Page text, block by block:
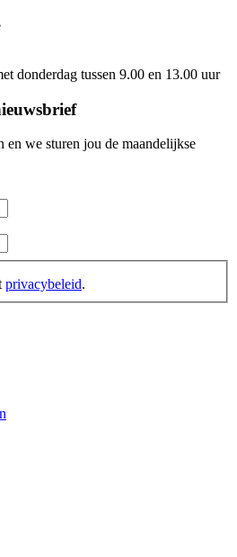
donderdag tussen 9.00 en 13.00 uur
we sturen jou de maandelijkse
privacybeleid.